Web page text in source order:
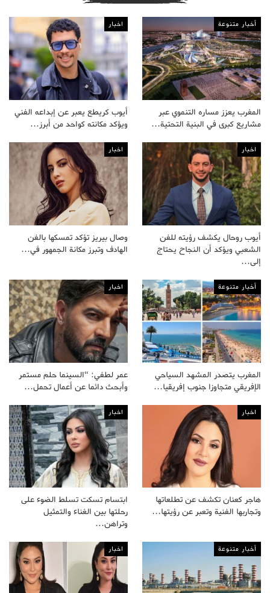
أخبار متنوعة
المغرب يعزز مساره التنموي عبر
مشاريع كبرى في البنية التحتية…
اخبار
أيوب كريطع يعبر عن إبداعه الفني
ويؤكد مكانته كواحد من أبرز…
اخبار
أيوب روحال يكشف رؤيته للفن
الشعبي ويؤكد أن النجاح يحتاج
إلى…
اخبار
وصال بيريز تؤكد تمسكها بالفن
الهادف وتبرز مكانة الجمهور في…
أخبار متنوعة
المغرب يتصدر المشهد السياحي
الإفريقي متجاوزا جنوب إفريقيا…
اخبار
عمر لطفي: “السينما حلم مستمر
وأبحث دائما عن أعمال تحمل…
اخبار
هاجر كعنان تكشف عن تطلعاتها
وتجاربها الفنية وتعبر عن رؤيتها…
اخبار
ابتسام تسكت تسلط الضوء على
رحلتها بين الغناء والتمثيل
وتراهن…
أخبار متنوعة اخبار